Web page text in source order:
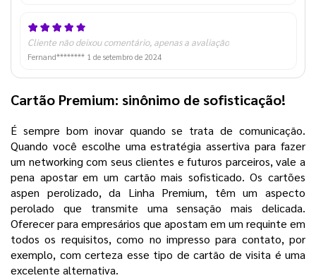
Cliente não deixou comentário, apenas a avaliação
Fernand******** 1 de setembro de 2024
Cartão Premium: sinônimo de sofisticação!
É sempre bom inovar quando se trata de comunicação.
Quando você escolhe uma estratégia assertiva para fazer
um networking com seus clientes e futuros parceiros, vale a
pena apostar em um cartão mais sofisticado. Os cartões
aspen perolizado, da Linha Premium, têm um aspecto
perolado que transmite uma sensação mais delicada.
Oferecer para empresários que apostam em um requinte em
todos os requisitos, como no impresso para contato, por
exemplo, com certeza esse tipo de cartão de visita é uma
excelente alternativa.